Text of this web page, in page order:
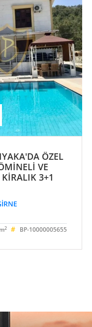
ÖZEL
VE
3+1
2 # BP-10000005655